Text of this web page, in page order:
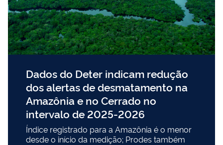
Dados do Deter indicam redução
dos alertas de desmatamento na
Amazônia e no Cerrado no
intervalo de 2025-2026